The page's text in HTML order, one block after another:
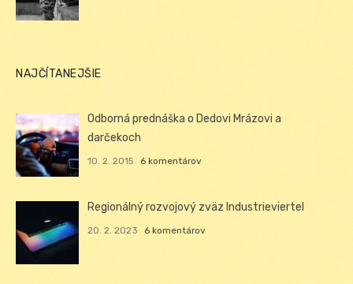
NAJČÍTANEJŠIE
Odborná prednáška o Dedovi Mrázovi a
darčekoch
10. 2. 2015 6 komentárov
Regionálný rozvojový zväz Industrieviertel
20. 2. 2023 6 komentárov